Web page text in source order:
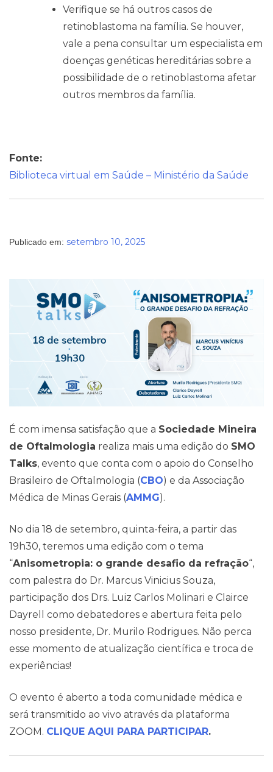
Verifique se há outros casos de
retinoblastoma na família. Se houver,
vale a pena consultar um especialista em
doenças genéticas hereditárias sobre a
possibilidade de o retinoblastoma afetar
outros membros da família.
Fonte:
Biblioteca virtual em Saúde – Ministério da Saúde
Publicado em: setembro 10, 2025
É com imensa satisfação que a Sociedade Mineira
de Oftalmologia realiza mais uma edição do SMO
Talks, evento que conta com o apoio do Conselho
Brasileiro de Oftalmologia (CBO) e da Associação
Médica de Minas Gerais (AMMG).
No dia 18 de setembro, quinta-feira, a partir das
19h30, teremos uma edição com o tema
“Anisometropia: o grande desafio da refração“,
com palestra do Dr. Marcus Vinicius Souza,
participação dos Drs. Luiz Carlos Molinari e Clairce
Dayrell como debatedores e abertura feita pelo
nosso presidente, Dr. Murilo Rodrigues. Não perca
esse momento de atualização científica e troca de
experiências!
O evento é aberto a toda comunidade médica e
será transmitido ao vivo através da plataforma
ZOOM. CLIQUE AQUI PARA PARTICIPAR.